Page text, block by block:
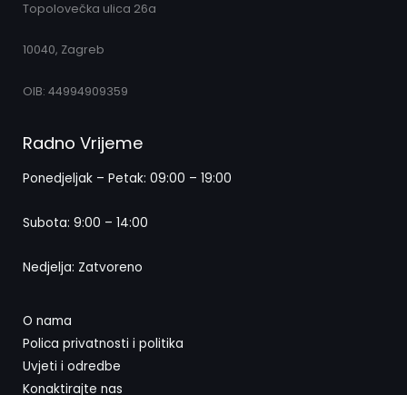
Topolovečka ulica 26a
10040, Zagreb
OIB: 44994909359
Radno Vrijeme
Ponedjeljak – Petak: 09:00 – 19:00
Subota: 9:00 – 14:00
Nedjelja: Zatvoreno
O nama
Polica privatnosti i politika
Uvjeti i odredbe
Konaktirajte nas